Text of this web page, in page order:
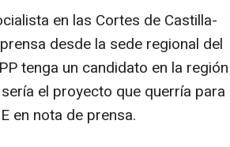
en las Cortes de Castilla-
desde la sede regional del
tenga un candidato en la región
el proyecto que querría para
en nota de prensa.